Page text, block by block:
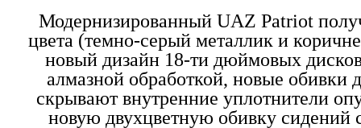
Модернизированный UAZ Patriot
цвета (темно-серый металлик и
новый дизайн 18-ти дюймовых
алмазной обработкой, новые обивки
скрывают внутренние уплотнители
новую двухцветную обивку сидений